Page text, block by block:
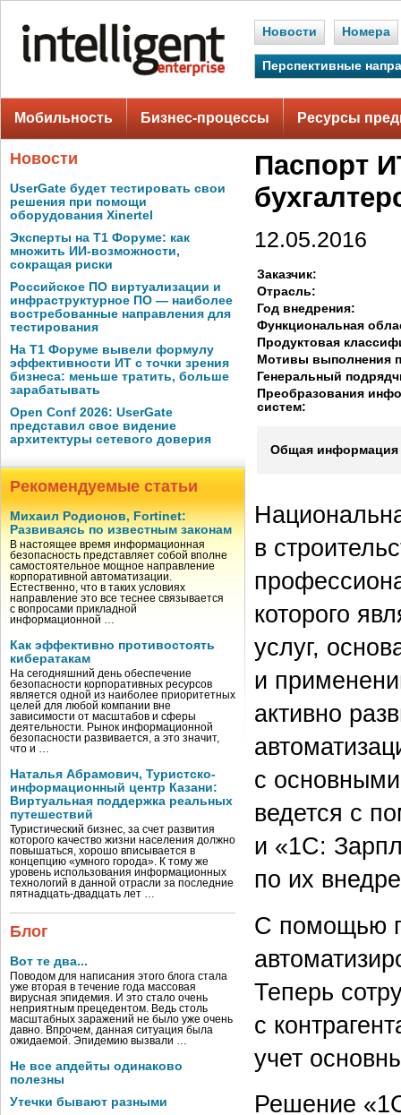
Новости Номера
Перспективные
Мобильность Бизнес-процессы Ресурсы
Новости
UserGate будет тестировать свои
решения при помощи
оборудования Xinertel
Эксперты на Т1 Форуме: как
множить ИИ-возможности,
сокращая риски
Российское ПО виртуализации и
инфраструктурное ПО — наиболее
востребованные направления для
тестирования
На Т1 Форуме вывели формулу
эффективности ИТ с точки зрения
бизнеса: меньше тратить, больше
зарабатывать
Open Conf 2026: UserGate
представил свое видение
архитектуры сетевого доверия
Рекомендуемые статьи
Михаил Родионов, Fortinet:
Развиваясь по известным законам
В настоящее время информационная
безопасность представляет собой вполне
самостоятельное мощное направление
корпоративной автоматизации.
Естественно, что в таких условиях
направление это все теснее связывается
с вопросами прикладной
информационной …
Как эффективно противостоять
кибератакам
На сегодняшний день обеспечение
безопасности корпоративных ресурсов
является одной из наиболее приоритетных
целей для любой компании вне
зависимости от масштабов и сферы
деятельности. Рынок информационной
безопасности развивается, а это значит,
что и …
Наталья Абрамович, Туристско-
информационный центр Казани:
Виртуальная поддержка реальных
путешествий
Туристический бизнес, за счет развития
которого качество жизни населения должно
повышаться, хорошо вписывается в
концепцию «умного города». К тому же
уровень использования информационных
технологий в данной отрасли за последние
пятнадцать-двадцать лет …
Блог
Вот те два...
Поводом для написания этого блога стала
уже вторая в течение года массовая
вирусная эпидемия. И это стало очень
неприятным прецедентом. Ведь столь
масштабных заражений не было уже очень
давно. Впрочем, данная ситуация была
ожидаемой. Эпидемию вызвали …
Не все апдейты одинаково
полезны
Утечки бывают разными
Паспорт
12.05.2016
Заказчик:
Отрасль:
Год внедрения:
Функциональная
Продуктовая
Мотивы выполнения
Генеральный
Преобразования
систем:
Общая информация
в
которого
услуг,
и
активно
с
ведется с
и «1С:
по их
С помощью
Теперь
с
учет
Решение